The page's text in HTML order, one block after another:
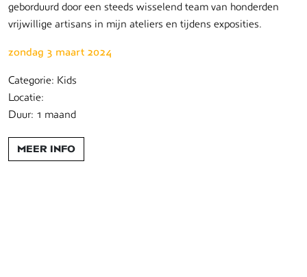
geborduurd door een steeds wisselend team van honderden
vrijwillige artisans in mijn ateliers en tijdens exposities.
zondag 3 maart 2024
Categorie: Kids
Locatie:
Duur: 1 maand
MEER INFO